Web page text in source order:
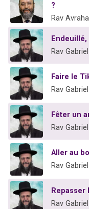
?
Rav
Rav
Faire le
Rav
Fêter un
Rav
Aller au
Rav
Repasser
Rav